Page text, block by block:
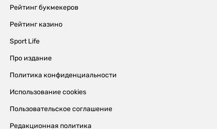
Рейтинг букмекеров
Рейтинг казино
Sport Life
Про издание
Политика конфиденциальности
Использование cookies
Пользовательское соглашение
Редакционная политика